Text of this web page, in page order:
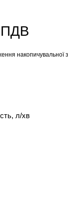
ПДВ
накопичувальної
л/хв